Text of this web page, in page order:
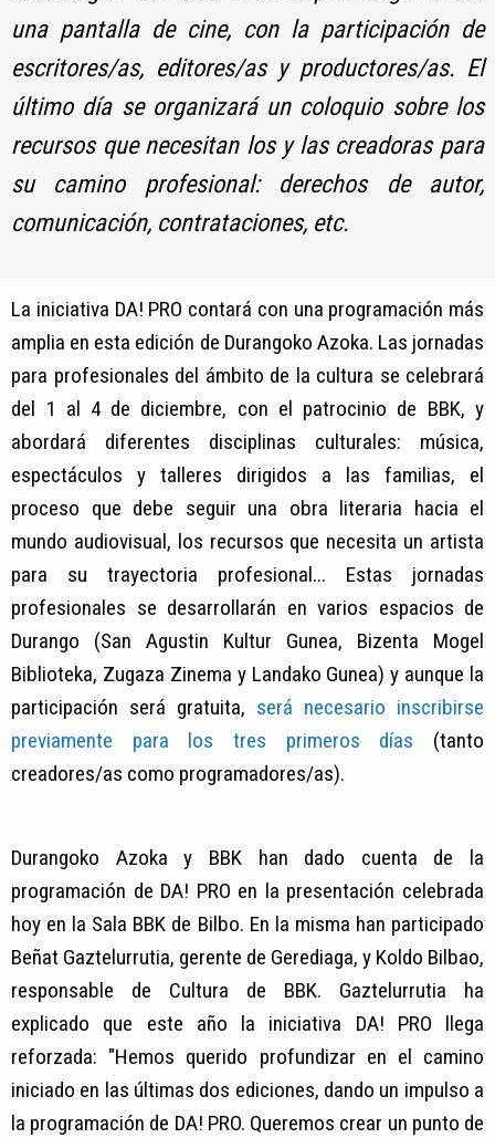
una pantalla de cine, con la participación de
escritores/as, editores/as y productores/as. El
último día se organizará un coloquio sobre los
recursos que necesitan los y las creadoras para
su camino profesional: derechos de autor,
comunicación, contrataciones, etc.
La iniciativa DA! PRO contará con una programación más
amplia en esta edición de Durangoko Azoka. Las jornadas
para profesionales del ámbito de la cultura se celebrará
del 1 al 4 de diciembre, con el patrocinio de BBK, y
abordará diferentes disciplinas culturales: música,
espectáculos y talleres dirigidos a las familias, el
proceso que debe seguir una obra literaria hacia el
mundo audiovisual, los recursos que necesita un artista
para su trayectoria profesional... Estas jornadas
profesionales se desarrollarán en varios espacios de
Durango (San Agustin Kultur Gunea, Bizenta Mogel
Biblioteka, Zugaza Zinema y Landako Gunea) y aunque la
participación será gratuita, será necesario inscribirse
previamente para los tres primeros días (tanto
creadores/as como programadores/as).
Durangoko Azoka y BBK han dado cuenta de la
programación de DA! PRO en la presentación celebrada
hoy en la Sala BBK de Bilbo. En la misma han participado
Beñat Gaztelurrutia, gerente de Gerediaga, y Koldo Bilbao,
responsable de Cultura de BBK. Gaztelurrutia ha
explicado que este año la iniciativa DA! PRO llega
reforzada: "Hemos querido profundizar en el camino
iniciado en las últimas dos ediciones, dando un impulso a
la programación de DA! PRO. Queremos crear un punto de